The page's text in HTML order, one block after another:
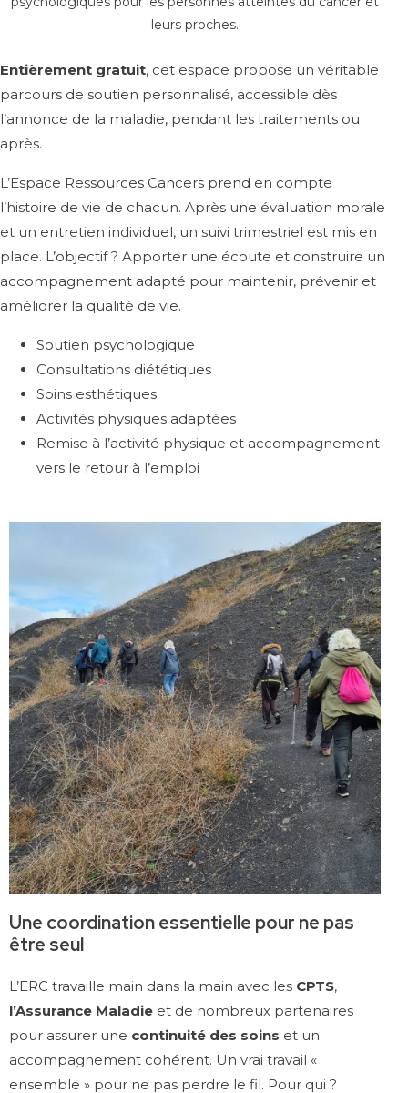
leurs proches.
Entièrement gratuit, cet espace propose un véritable
parcours de soutien personnalisé, accessible dès
l’annonce de la maladie, pendant les traitements ou
après.
L’Espace Ressources Cancers prend en compte
l’histoire de vie de chacun. Après une évaluation morale
et un entretien individuel, un suivi trimestriel est mis en
place. L’objectif ? Apporter une écoute et construire un
accompagnement adapté pour maintenir, prévenir et
améliorer la qualité de vie.
Soutien psychologique
Consultations diététiques
Soins esthétiques
Activités physiques adaptées
Remise à l’activité physique et accompagnement
vers le retour à l’emploi
Une coordination essentielle pour ne pas
être seul
L’ERC travaille main dans la main avec les CPTS,
l’Assurance Maladie et de nombreux partenaires
pour assurer une continuité des soins et un
accompagnement cohérent. Un vrai travail «
ensemble » pour ne pas perdre le fil. Pour qui ?